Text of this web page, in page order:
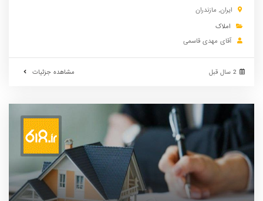
ایران, مازندران
املاک
آقای مهدی قاسمی
مشاهده جزئیات 2 سال قبل